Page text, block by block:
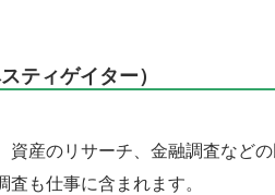
ィゲイター）
産のリサーチ、金融調査など
も仕事に含まれます。